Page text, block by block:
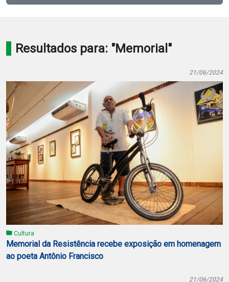
Resultados para: "Memorial"
21/06/2024
Cultura
Memorial da Resistência recebe exposição em homenagem
ao poeta Antônio Francisco
21/06/2024